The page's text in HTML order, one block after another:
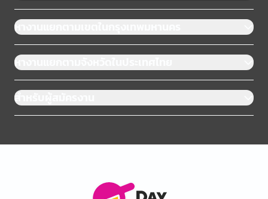
หางานแยกตามเขตในกรุงเทพมหานคร
หางานแยกตามจังหวัดในประเทศไทย
สำหรับผู้สมัครงาน